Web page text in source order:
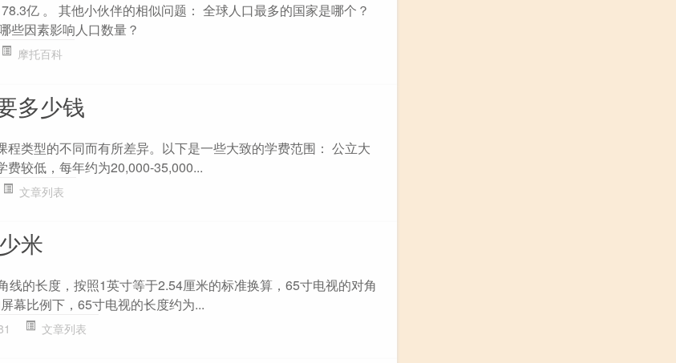
亿 。 其他小伙伴的相似问题： 全球人口最多的国家是哪个？
些因素影响人口数量？
摩托百科
多少钱
程类型的不同而有所差异。以下是一些大致的学费范围： 公立大
较低，每年约为20,000-35,000...
文章列表
米
线的长度，按照1英寸等于2.54厘米的标准换算，65寸电视的对角
幕比例下，65寸电视的长度约为...
文章列表